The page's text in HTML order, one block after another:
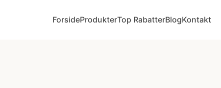
ForsideProdukterTop RabatterBlogKontakt